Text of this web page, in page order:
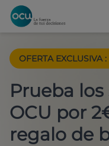
OFERTA EXCLUSIVA :
Prueba
OCU por
regalo de